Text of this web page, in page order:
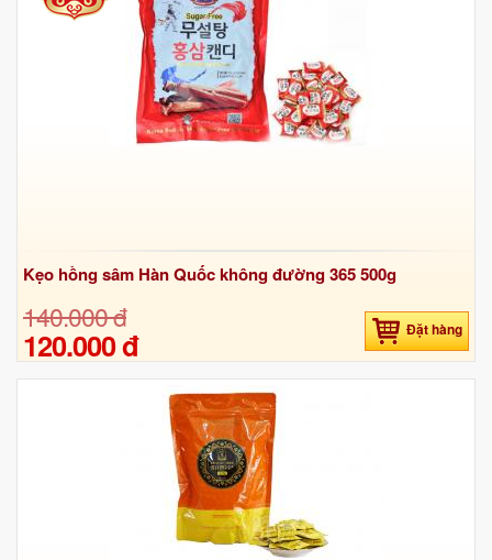
Kẹo hồng sâm Hàn Quốc không đường 365 500g
140.000 đ
120.000 đ Đặt hàng